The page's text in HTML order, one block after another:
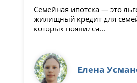
Семейная ипотека — это
жилищный кредит для
которых появился...
Елена